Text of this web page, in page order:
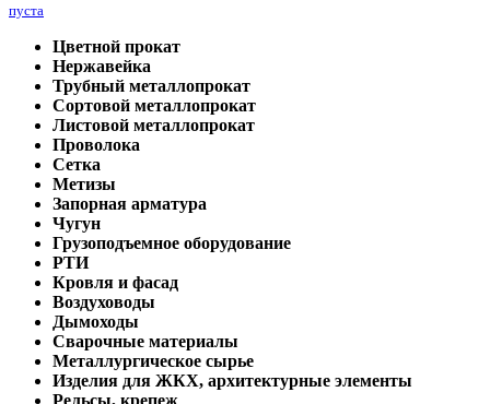
пуста
Цветной прокат
Нержавейка
Трубный металлопрокат
Сортовой металлопрокат
Листовой металлопрокат
Проволока
Сетка
Метизы
Запорная арматура
Чугун
Грузоподъемное оборудование
РТИ
Кровля и фасад
Воздуховоды
Дымоходы
Сварочные материалы
Металлургическое сырье
Изделия для ЖКХ, архитектурные элементы
Рельсы, крепеж